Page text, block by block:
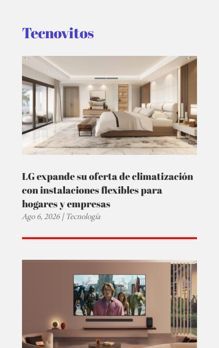
T-
PLUS
EVENTOS
Tecnovitos
LG expande su oferta de climatización
con instalaciones flexibles para
hogares y empresas
Ago 6, 2026|Tecnología